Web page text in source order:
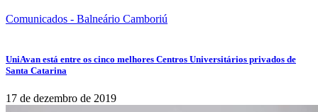
Comunicados - Balneário Camboriú
UniAvan está entre os cinco melhores Centros Universitários privados de
Santa Catarina
17 de dezembro de 2019